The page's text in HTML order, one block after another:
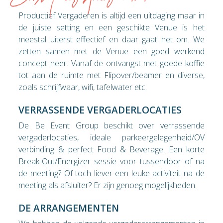
Productief Vergaderen is altijd een uitdaging maar in
de juiste setting en een geschikte Venue is het
meestal uiterst effectief en daar gaat het om. We
zetten samen met de Venue een goed werkend
concept neer. Vanaf de ontvangst met goede koffie
tot aan de ruimte met Flipover/beamer en diverse,
zoals schrijfwaar, wifi, tafelwater etc.
VERRASSENDE VERGADERLOCATIES
De Be Event Group beschikt over verrassende
vergaderlocaties, ideale parkeergelegenheid/OV
verbinding & perfect Food & Beverage. Een korte
Break-Out/Energizer sessie voor tussendoor of na
de meeting? Of toch liever een leuke activiteit na de
meeting als afsluiter? Er zijn genoeg mogelijkheden.
DE ARRANGEMENTEN